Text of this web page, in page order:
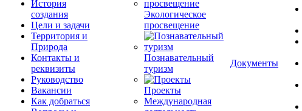
История
создания
Цели и задачи
Территория и
Природа
Контакты и
реквизиты
Руководство
Вакансии
Как добраться
Экологическое
просвещение
Познавательный
туризм
Проекты
Международная
Документы